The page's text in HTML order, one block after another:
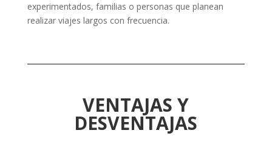
experimentados, familias o personas que planean
realizar viajes largos con frecuencia.
VENTAJAS Y
DESVENTAJAS